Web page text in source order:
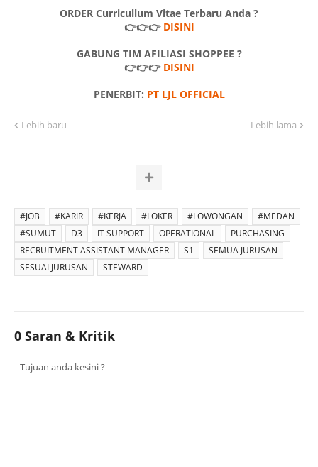
ORDER Curricullum Vitae Terbaru Anda ?
👉👉👉 DISINI
GABUNG TIM AFILIASI SHOPPEE ?
👉👉👉 DISINI
PENERBIT: PT LJL OFFICIAL
Lebih baru Lebih lama
#JOB #KARIR #KERJA #LOKER #LOWONGAN
#MEDAN
#SUMUT
D3 IT SUPPORT OPERATIONAL
PURCHASING
RECRUITMENT ASSISTANT MANAGER
S1
SEMUA JURUSAN
SESUAI JURUSAN
STEWARD
0 Saran & Kritik
Tujuan anda kesini ?